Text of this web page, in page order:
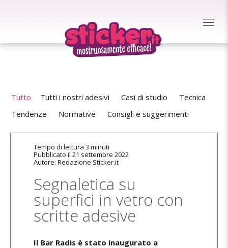
Tutto Tutti i nostri adesivi Casi di studio
Tecnica
Tendenze
Normative Consigli e suggerimenti
Tempo di lettura 3 minuti
Pubblicato il 21 settembre 2022
Autore: Redazione Sticker.it
Segnaletica su
superfici in vetro con
scritte adesive
Il Bar Radis è stato inaugurato a